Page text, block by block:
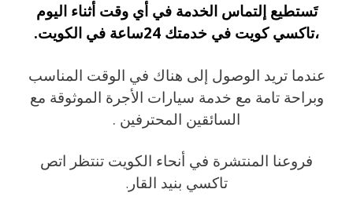
تَستطيع إلتماس الخدمة في أي وقت أثناء اليوم
،تاكسي كويت في خدمتك 24ساعة في الكويت.
عندما تريد الوصول إلى هناك في الوقت المناسب
وبراحة تامة مع خدمة سيارات الأجرة الموثوقة مع
السائقين المحترفين .
فروعنا المنتشرة في أنحاء الكويت تنتظر اتص
تاكسي بنيد القار .